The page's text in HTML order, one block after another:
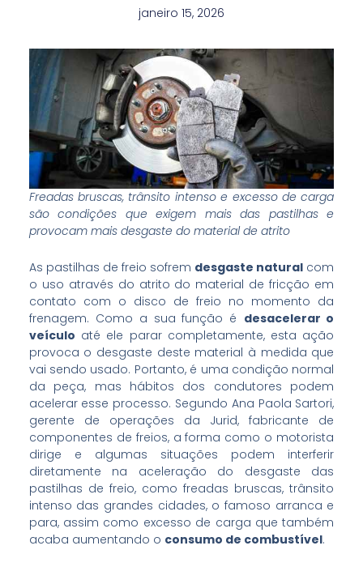
janeiro 15, 2026
Freadas bruscas, trânsito intenso e excesso de carga
são condições que exigem mais das pastilhas e
provocam mais desgaste do material de atrito
As pastilhas de freio sofrem desgaste natural com
o uso através do atrito do material de fricção em
contato com o disco de freio no momento da
frenagem. Como a sua função é desacelerar o
veículo até ele parar completamente, esta ação
provoca o desgaste deste material à medida que
vai sendo usado. Portanto, é uma condição normal
da peça, mas hábitos dos condutores podem
acelerar esse processo. Segundo Ana Paola Sartori,
gerente de operações da Jurid, fabricante de
componentes de freios, a forma como o motorista
dirige e algumas situações podem interferir
diretamente na aceleração do desgaste das
pastilhas de freio, como freadas bruscas, trânsito
intenso das grandes cidades, o famoso arranca e
para, assim como excesso de carga que também
acaba aumentando o consumo de combustível.